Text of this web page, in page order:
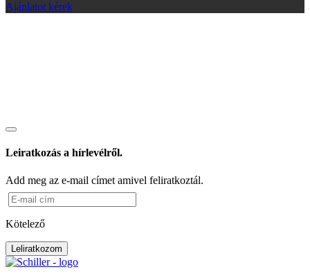
Ajánlatot kérek
Leiratkozás a hírlevélről.
Add meg az e-mail címet amivel feliratkoztál.
Kötelező
Leliratkozom